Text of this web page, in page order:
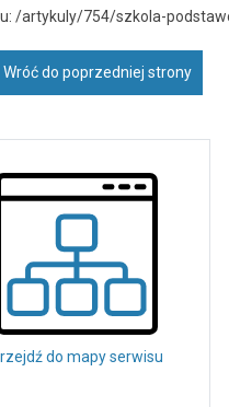
/artykuly/754/szkola-
Wróć do poprzedniej strony
do mapy serwisu